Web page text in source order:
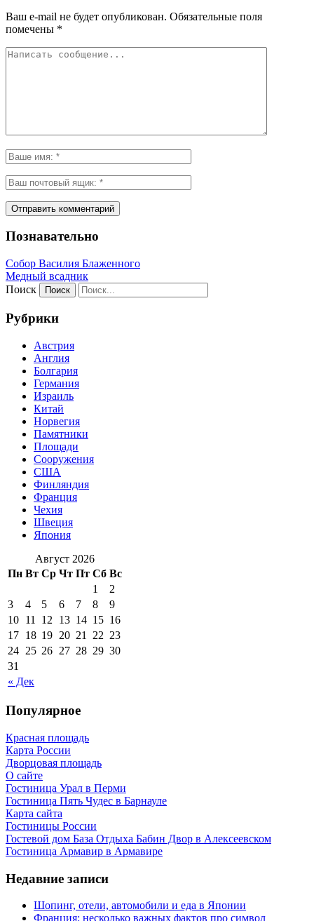
Ваш e-mail не будет опубликован. Обязательные поля
помечены *
Познавательно
Собор Василия Блаженного
Медный всадник
Поиск
Рубрики
Австрия
Англия
Болгария
Германия
Израиль
Китай
Норвегия
Памятники
Площади
Сооружения
США
Финляндия
Франция
Чехия
Швеция
Япония
Август 2026
Пн Вт Ср Чт Пт Сб Вс
« Дек
1
2
3
4 5 6 7 8
9
10 11 12 13 14 15 16
17 18 19 20 21 22 23
24 25 26 27 28 29 30
31
Популярное
Красная площадь
Карта России
Дворцовая площадь
О сайте
Гостиница Урал в Перми
Гостиница Пять Чудес в Барнауле
Карта сайта
Гостиницы России
Гостевой дом База Отдыха Бабин Двор в Алексеевском
Гостиница Армавир в Армавире
Недавние записи
Шопинг, отели, автомобили и еда в Японии
Франция: несколько важных фактов про символ